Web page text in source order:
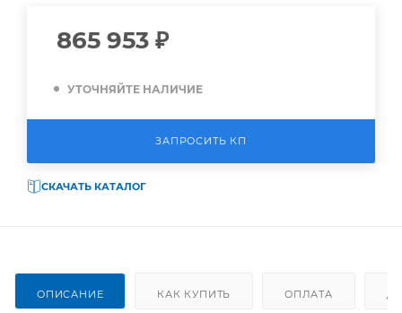
865 953 ₽
УТОЧНЯЙТЕ НАЛИЧИЕ
ЗАПРОСИТЬ КП
СКАЧАТЬ КАТАЛОГ
ОПИСАНИЕ КАК КУПИТЬ ОПЛАТА